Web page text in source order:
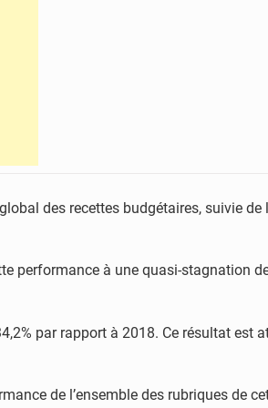
des recettes budgétaires, suivie de
performance à une quasi-stagnation
par rapport à 2018. Ce résultat est
de l’ensemble des rubriques de